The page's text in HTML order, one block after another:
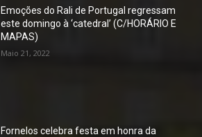
Emoções do Rali de Portugal regressam
este domingo à ‘catedral’ (C/HORÁRIO E
MAPAS)
Maio 21, 2022
Fornelos celebra festa em honra da